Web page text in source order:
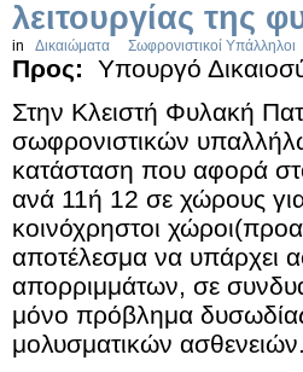
λειτουργίας της
in Δικαιώματα Σωφρονιστικοί Υπάλληλοι
Προς:
Υπουργό
Στην Κλειστή Φυλακή
σωφρονιστικών
κατάσταση που αφορά
ανά 11ή 12 σε χώρους
κοινόχρηστοι
αποτέλεσμα να υπάρχει
απορριμμάτων, σε
μόνο πρόβλημα
μολυσματικών ασθενειών.